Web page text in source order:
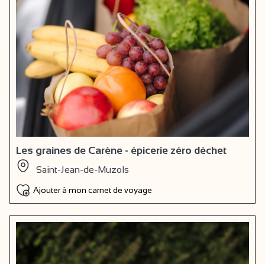
Les graines de Carène - épicerie zéro déchet
Saint-Jean-de-Muzols
Ajouter à mon carnet de voyage